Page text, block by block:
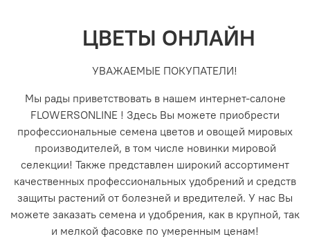
ЦВЕТЫ ОНЛАЙН
УВАЖАЕМЫЕ ПОКУПАТЕЛИ!
Мы рады приветствовать в нашем интернет-салоне
FLOWERSONLINE ! Здесь Вы можете приобрести
профессиональные семена цветов и овощей мировых
производителей, в том числе новинки мировой
селекции! Также представлен широкий ассортимент
качественных профессиональных удобрений и средств
защиты растений от болезней и вредителей. У нас Вы
можете заказать семена и удобрения, как в крупной, так
и мелкой фасовке по умеренным ценам!